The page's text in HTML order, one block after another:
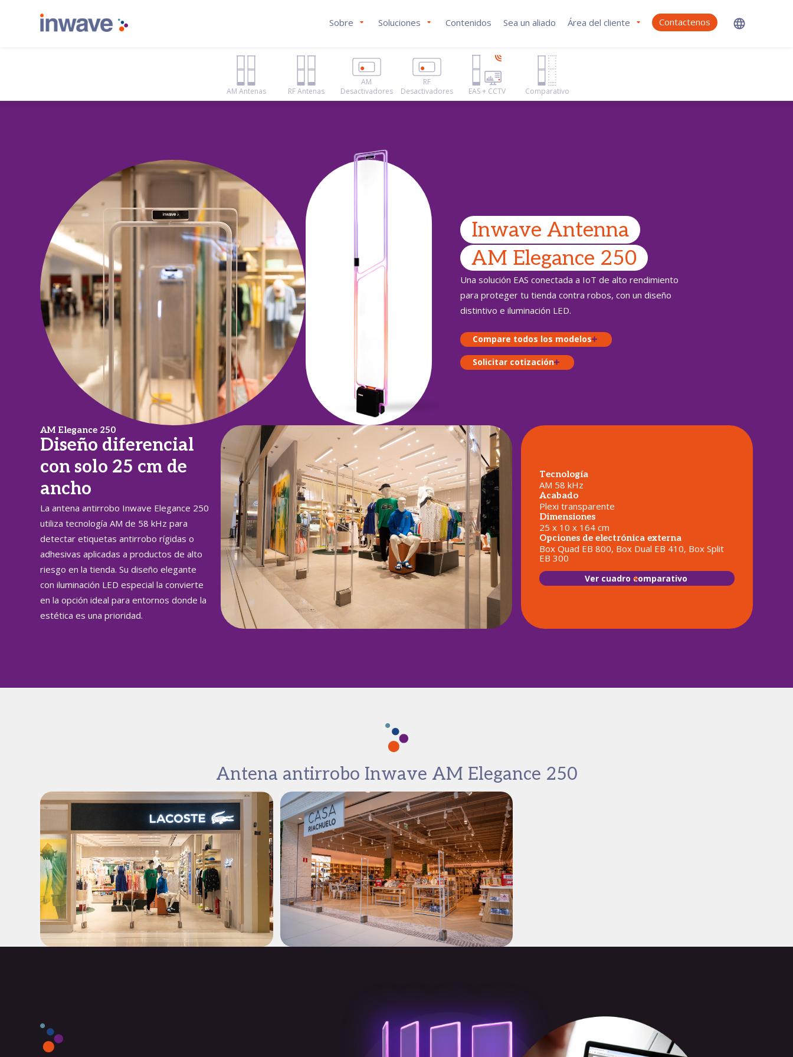
Sobre Soluciones Contenidos Sea un aliado Área del cliente Contactenos
AM Antenas RF Antenas
AM
Desactivadores
RF
Desactivadores
EAS + CCTV Comparativo
Inwave Antenna
AM Elegance 250
Una solución EAS conectada a IoT de alto rendimiento
para proteger tu tienda contra robos, con un diseño
distintivo e iluminación LED.
Compare todos los modelos
Solicitar cotización
AM Elegance 250
Diseño diferencial
con solo 25 cm de
ancho
La antena antirrobo Inwave Elegance 250
utiliza tecnología AM de 58 kHz para
detectar etiquetas antirrobo rígidas o
adhesivas aplicadas a productos de alto
riesgo en la tienda. Su diseño elegante
con iluminación LED especial la convierte
en la opción ideal para entornos donde la
estética es una prioridad.
Tecnología
AM 58 kHz
Acabado
Plexi transparente
Dimensiones
25 x 10 x 164 cm
Opciones de electrónica externa
Box Quad EB 800, Box Dual EB 410, Box Split
EB 300
Ver cuadro comparativo
Antena antirrobo Inwave AM Elegance 250